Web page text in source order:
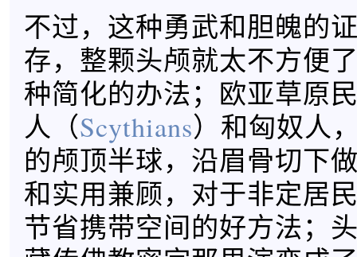
不过，这种勇武和胆魄的
存，整颗头颅就太不方便
种简化的办法；欧亚草原
人（Scythians）和匈奴人
的颅顶半球，沿眉骨切下
和实用兼顾，对于非定居
节省携带空间的好方法；